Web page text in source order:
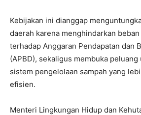
Kebijakan ini dianggap
daerah karena menghindarkan
terhadap Anggaran Pendapatan dan
(APBD), sekaligus membuka
sistem pengelolaan sampah yang
efisien.
Menteri Lingkungan Hidup dan